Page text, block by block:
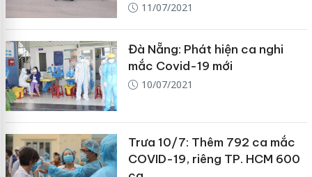
11/07/2021
Đà Nẵng: Phát hiện ca nghi
mắc Covid-19 mới
10/07/2021
Trưa 10/7: Thêm 792 ca mắc
COVID-19, riêng TP. HCM 600